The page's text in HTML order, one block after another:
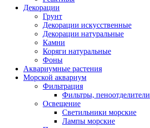
Декорации
Грунт
Декорации искусственные
Декорации натуральные
Камни
Коряги натуральные
Фоны
Аквариумные растения
Морской аквариум
Фильтрация
Фильтры, пеноотделители
Освещение
Светильники морские
Лампы морские